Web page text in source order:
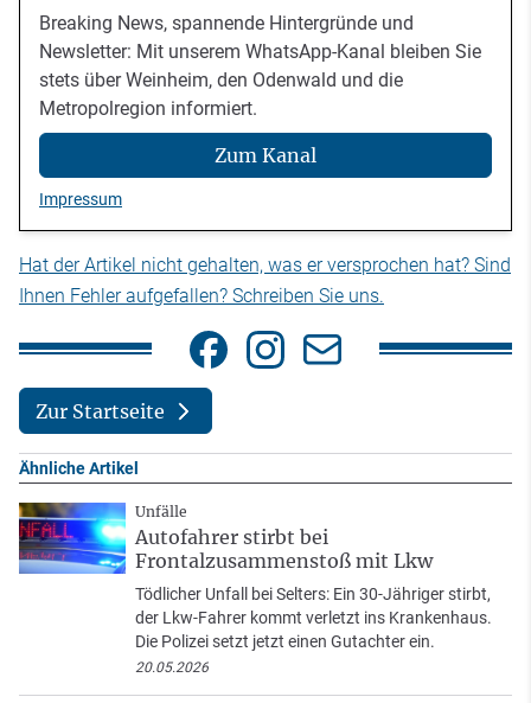
Breaking News, spannende Hintergründe und
Newsletter: Mit unserem WhatsApp-Kanal bleiben Sie
stets über Weinheim, den Odenwald und die
Metropolregion informiert.
Zum Kanal
Impressum
Hat der Artikel nicht gehalten, was er versprochen hat? Sind
Ihnen Fehler aufgefallen? Schreiben Sie uns.
Zur Startseite
Ähnliche Artikel
Unfälle
Autofahrer stirbt bei
Frontalzusammenstoß mit Lkw
Tödlicher Unfall bei Selters: Ein 30-Jähriger stirbt,
der Lkw-Fahrer kommt verletzt ins Krankenhaus.
Die Polizei setzt jetzt einen Gutachter ein.
20.05.2026